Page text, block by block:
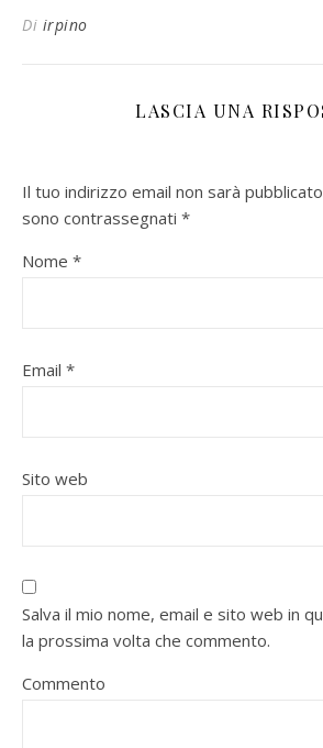
Di irpino
LASCIA UNA
Il tuo indirizzo email non sarà
sono contrassegnati *
Nome *
Email *
Sito web
Salva il mio nome, email e sito web in
la prossima volta che commento.
Commento